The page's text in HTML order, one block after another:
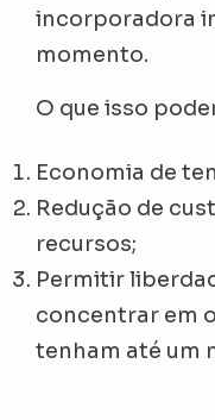
incorporadora
momento.
O que isso
Economia de
Redução de
recursos;
Permitir
concentrar em
tenham até um